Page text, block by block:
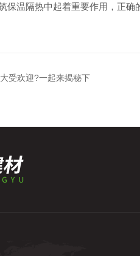
温隔热中起着重要作用，正确
受欢迎?一起来揭秘下